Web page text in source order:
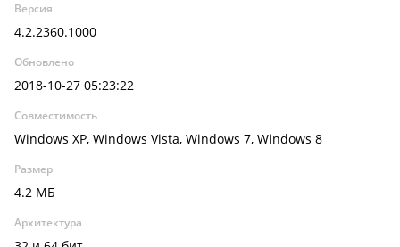
Версия
4.2.2360.1000
Обновлено
2018-10-27 05:23:22
Совместимость
Windows XP, Windows Vista, Windows 7, Windows 8
Размер
4.2 МБ
Архитектура